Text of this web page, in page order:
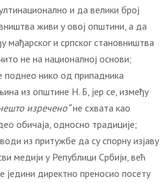
и да велики број
живи у овој општини, а да
мађарског и српског становништва
не на националној основи;
поднео нико од припадника
из општине Н. Б, јер се, између
изречено“не схвата као
обичаја, односно традиције;
из притужбе да су спорну изјаву
медији у Републици Србији, већ
једини директно преносио посету